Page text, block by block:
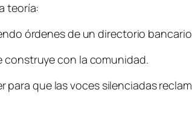
teoría:
órdenes de un directorio
construye con la comunidad.
que las voces silenciadas